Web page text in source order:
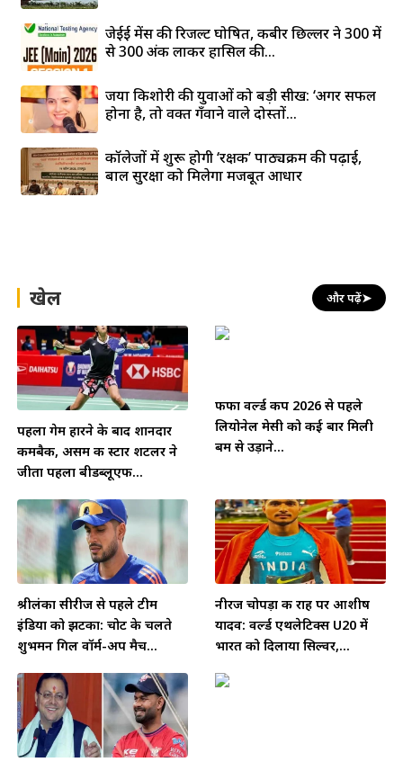
जेईई मेंस की रिजल्ट घोषित, कबीर छिल्लर ने 300 में
से 300 अंक लाकर हासिल की...
जया किशोरी की युवाओं को बड़ी सीख: ‘अगर सफल
होना है, तो वक्त गँवाने वाले दोस्तों...
कॉलेजों में शुरू होगी ‘रक्षक’ पाठ्यक्रम की पढ़ाई,
बाल सुरक्षा को मिलेगा मजबूत आधार
खेल और पढ़ें➤
पहला गेम हारने के बाद शानदार
कमबैक, असम की स्टार शटलर ने
जीता पहला बीडब्लूएफ...
फीफा वर्ल्ड कप 2026 से पहले
लियोनेल मेसी को कई बार मिली
बम से उड़ाने...
श्रीलंका सीरीज से पहले टीम
इंडिया को झटका: चोट के चलते
शुभमन गिल वॉर्म-अप मैच...
नीरज चोपड़ा की राह पर आशीष
यादव: वर्ल्ड एथलेटिक्स U20 में
भारत को दिलाया सिल्वर,...